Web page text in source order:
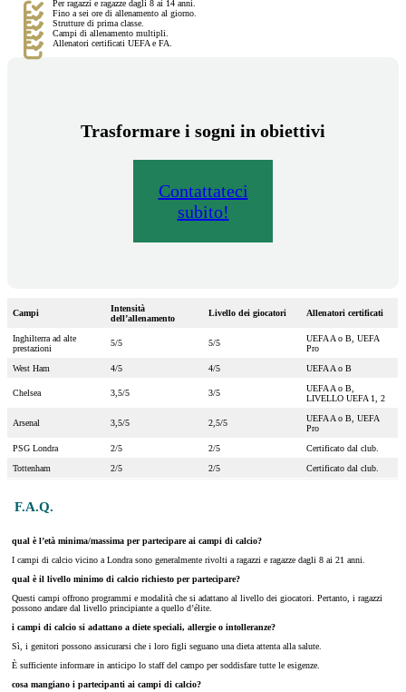
Per ragazzi e ragazze dagli 8 ai 14 anni.
Fino a sei ore di allenamento al giorno.
Strutture di prima classe.
Campi di allenamento multipli.
Allenatori certificati UEFA e FA.
Trasformare i sogni in obiettivi
Contattateci
subito!
Campi
Intensità
dell’allenamento
Livello dei giocatori Allenatori certificati
Inghilterra ad alte
prestazioni
5/5 5/5
UEFA A o B, UEFA
Pro
West Ham
4/5 4/5 UEFA A o B
Chelsea 3,5/5 3/5
UEFA A o B,
LIVELLO UEFA 1, 2
Arsenal 3,5/5 2,5/5
UEFA A o B, UEFA
Pro
PSG Londra
2/5 2/5
Certificato dal club.
Tottenham
2/5 2/5 Certificato dal club.
F.A.Q.
qual è l’età minima/massima per partecipare ai campi di calcio?
I campi di calcio vicino a Londra sono generalmente rivolti a ragazzi e ragazze dagli 8 ai 21 anni.
qual è il livello minimo di calcio richiesto per partecipare?
Questi campi offrono programmi e modalità che si adattano al livello dei giocatori. Pertanto, i ragazzi
possono andare dal livello principiante a quello d’élite.
i campi di calcio si adattano a diete speciali, allergie o intolleranze?
Sì, i genitori possono assicurarsi che i loro figli seguano una dieta attenta alla salute.
È sufficiente informare in anticipo lo staff del campo per soddisfare tutte le esigenze.
cosa mangiano i partecipanti ai campi di calcio?